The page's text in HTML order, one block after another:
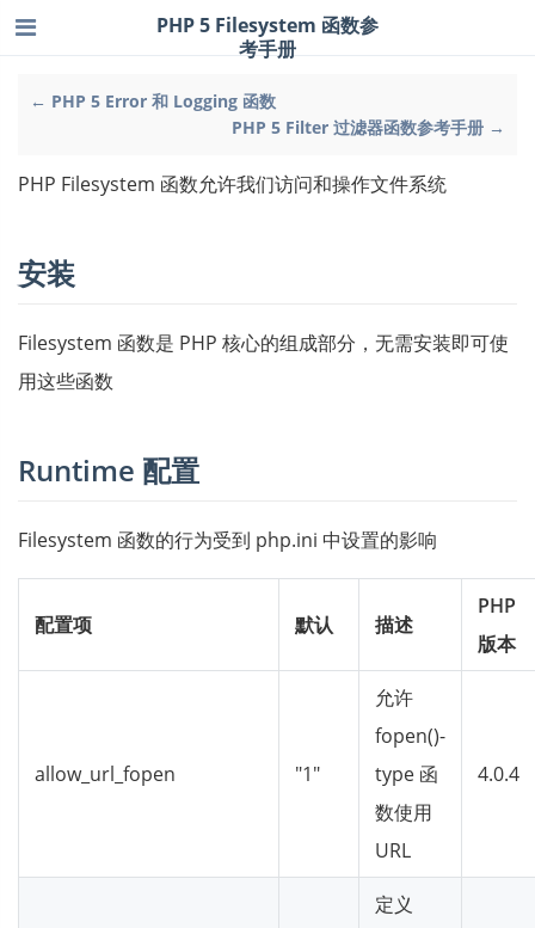
← PHP 5 Error 和 Logging 函数
PHP 5 Filter 过滤器函数参考手册 →
PHP 5 Filesystem 函数参
考手册
PHP Filesystem 函数允许我们访问和操作文件系统
安装
Filesystem 函数是 PHP 核心的组成部分，无需安装即可使
用这些函数
Runtime 配置
Filesystem 函数的行为受到 php.ini 中设置的影响
配置项 默认 描述
PHP
版本
allow_url_fopen "1"
允许
fopen()-
type 函
数使用
URL
4.0.4
定义